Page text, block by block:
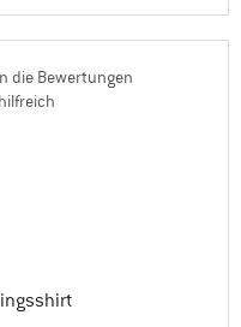
die Bewertungen